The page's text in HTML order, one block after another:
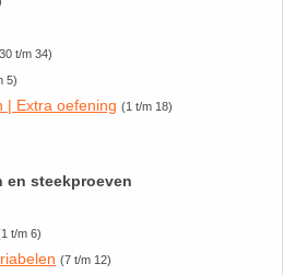
t/m 34)
5)
| Extra oefening (1 t/m 18)
en steekproeven
t/m 6)
(7 t/m 12)